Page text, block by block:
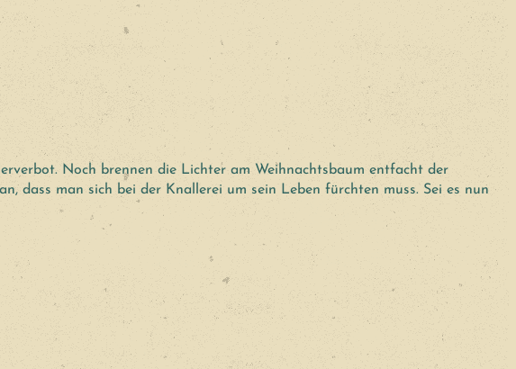
Noch brennen die Lichter am Weihnachtsbaum entfacht der
dass man sich bei der Knallerei um sein Leben fürchten muss. Sei es nun